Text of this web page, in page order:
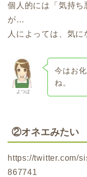
個人的には「気持ち
が…
人によっては、気に
よつば
今はお
ね。
②オネエみたい
https://twitter.com/
867741